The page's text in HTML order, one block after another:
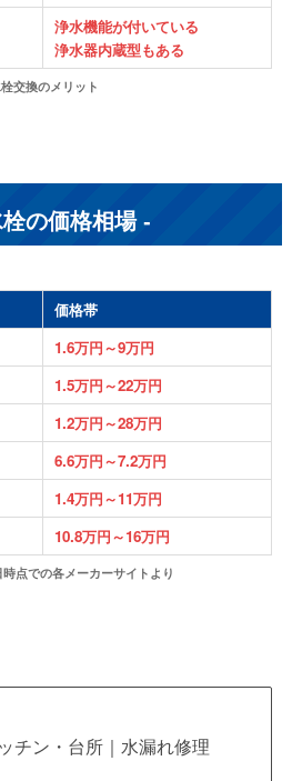
浄水機能が付いている
浄水器内蔵型もある
交換のメリット
の価格相場 -
価格帯
1.6万円～9万円
1.5万円～22万円
1.2万円～28万円
6.6万円～7.2万円
1.4万円～11万円
10.8万円～16万円
点での各メーカーサイトより
チン・台所｜水漏れ修理